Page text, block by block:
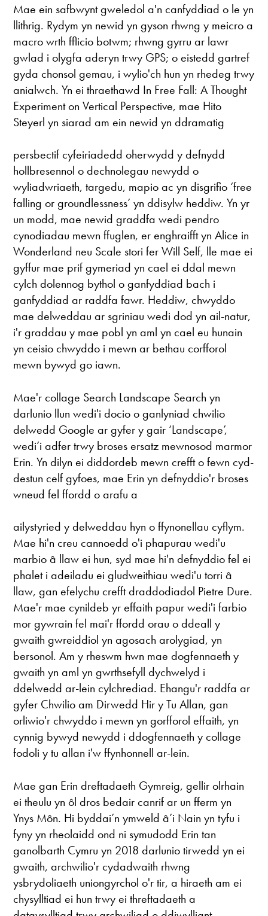
Mae ein safbwynt gweledol a'n canfyddiad o le yn
llithrig. Rydym yn newid yn gyson rhwng y meicro a
macro wrth fflicio botwm; rhwng gyrru ar lawr
gwlad i olygfa aderyn trwy GPS; o eistedd gartref
gyda chonsol gemau, i wylio'ch hun yn rhedeg trwy
anialwch. Yn ei thraethawd In Free Fall: A Thought
Experiment on Vertical Perspective, mae Hito
Steyerl yn siarad am ein newid yn ddramatig
persbectif cyfeiriadedd oherwydd y defnydd
hollbresennol o dechnolegau newydd o
wyliadwriaeth, targedu, mapio ac yn disgrifio ‘free
falling or groundlessness’ yn ddisylw heddiw. Yn yr
un modd, mae newid graddfa wedi pendro
cynodiadau mewn ffuglen, er enghraifft yn Alice in
Wonderland neu Scale stori fer Will Self, lle mae ei
gyffur mae prif gymeriad yn cael ei ddal mewn
cylch dolennog bythol o ganfyddiad bach i
ganfyddiad ar raddfa fawr. Heddiw, chwyddo
mae delweddau ar sgriniau wedi dod yn ail-natur,
i'r graddau y mae pobl yn aml yn cael eu hunain
yn ceisio chwyddo i mewn ar bethau corfforol
mewn bywyd go iawn.
Mae'r collage Search Landscape Search yn
darlunio llun wedi'i docio o ganlyniad chwilio
delwedd Google ar gyfer y gair ‘Landscape’,
wedi’i adfer trwy broses ersatz mewnosod marmor
Erin. Yn dilyn ei diddordeb mewn crefft o fewn cyd-
destun celf gyfoes, mae Erin yn defnyddio'r broses
wneud fel ffordd o arafu a
ailystyried y delweddau hyn o ffynonellau cyflym.
Mae hi'n creu cannoedd o'i phapurau wedi'u
marbio â llaw ei hun, syd mae hi'n defnyddio fel ei
phalet i adeiladu ei gludweithiau wedi'u torri â
llaw, gan efelychu crefft draddodiadol Pietre Dure.
Mae'r mae cynildeb yr effaith papur wedi'i farbio
mor gywrain fel mai'r ffordd orau o ddeall y
gwaith gwreiddiol yn agosach arolygiad, yn
bersonol. Am y rheswm hwn mae dogfennaeth y
gwaith yn aml yn gwrthsefyll dychwelyd i
ddelwedd ar-lein cylchrediad. Ehangu'r raddfa ar
gyfer Chwilio am Dirwedd Hir y Tu Allan, gan
orliwio'r chwyddo i mewn yn gorfforol effaith, yn
cynnig bywyd newydd i ddogfennaeth y collage
fodoli y tu allan i'w ffynhonnell ar-lein.
Mae gan Erin dreftadaeth Gymreig, gellir olrhain
ei theulu yn ôl dros bedair canrif ar un fferm yn
Ynys Môn. Hi byddai’n ymweld â’i Nain yn tyfu i
fyny yn rheolaidd ond ni symudodd Erin tan
ganolbarth Cymru yn 2018 darlunio tirwedd yn ei
gwaith, archwilio'r cydadwaith rhwng
ysbrydoliaeth uniongyrchol o'r tir, a hiraeth am ei
chysylltiad ei hun trwy ei threftadaeth a